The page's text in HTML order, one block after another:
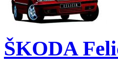
ŠKODA